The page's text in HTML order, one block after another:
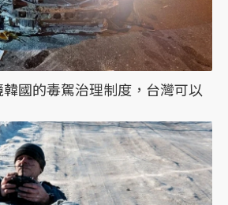
國的毒駕治理制度，台灣可以